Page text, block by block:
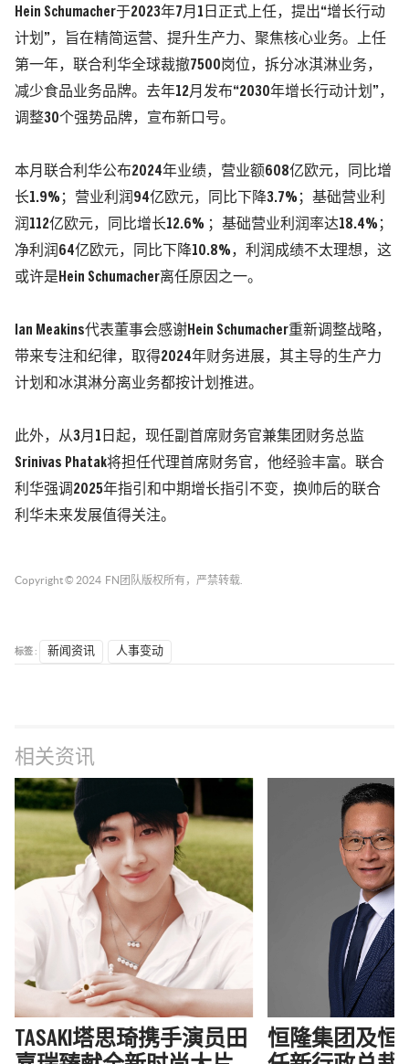
Hein Schumacher于2023年7月1日正式上任，提出“增长行动
计划”，旨在精简运营、提升生产力、聚焦核心业务。上任
第一年，联合利华全球裁撤7500岗位，拆分冰淇淋业务，
减少食品业务品牌。去年12月发布“2030年增长行动计划”，
调整30个强势品牌，宣布新口号。
本月联合利华公布2024年业绩，营业额608亿欧元，同比增
长1.9%；营业利润94亿欧元，同比下降3.7%；基础营业利
润112亿欧元，同比增长12.6% ；基础营业利润率达18.4%；
净利润64亿欧元，同比下降10.8%，利润成绩不太理想，这
或许是Hein Schumacher离任原因之一。
Ian Meakins代表董事会感谢Hein Schumacher重新调整战略，
带来专注和纪律，取得2024年财务进展，其主导的生产力
计划和冰淇淋分离业务都按计划推进。
此外，从3月1日起，现任副首席财务官兼集团财务总监
Srinivas Phatak将担任代理首席财务官，他经验丰富。联合
利华强调2025年指引和中期增长指引不变，换帅后的联合
利华未来发展值得关注。
Copyright © 2024 FN团队 版权所有，严禁转载.
标签 : 新闻资讯 人事变动
相关资讯
TASAKI塔思琦携手演员田
恒隆集团及恒